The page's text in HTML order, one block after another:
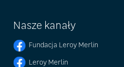
Nasze kanały
Fundacja Leroy Merlin
Leroy Merlin